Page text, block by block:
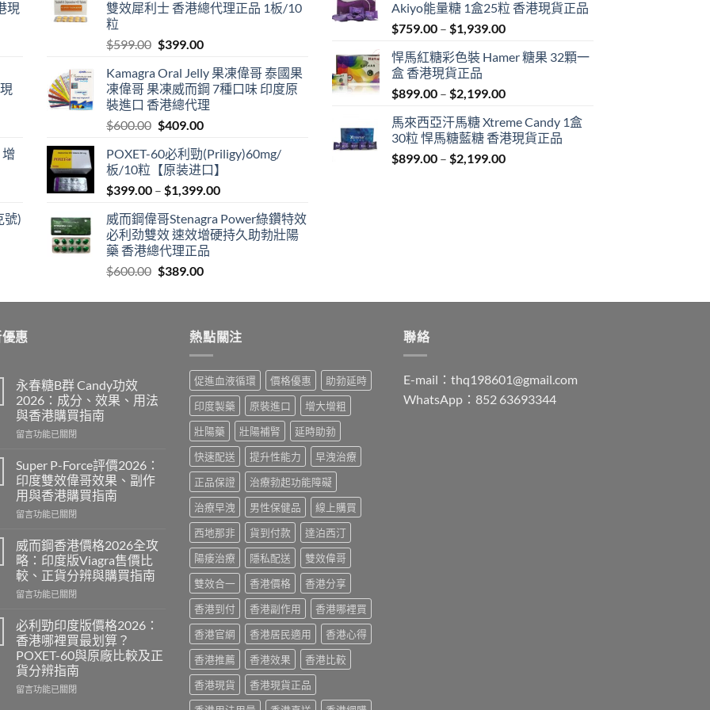
現
號)
雙效犀利士 香港總代理正品 1板/10
粒
$599.00 Original
was:
$599.00.
$399.00Current
is:
$399.00.
Kamagra Oral Jelly 果凍偉哥 泰國果
凍偉哥 果凍威而鋼 7種口味 印度原
裝進口 香港總代理
$600.00 Original
was:
$600.00.
$409.00Current
is:
$409.00.
POXET-60必利勁(Priligy)60mg/
板/10粒【原装进口】
$399.00 – $1,399.00Price
$399.00
through
威而鋼偉哥Stenagra Power綠鑽特效
必利劲雙效 速效增硬持久助勃壯陽
藥 香港總代理正品
$600.00 Original
was:
$389.00Current
is:
Akiyo能量糖 1盒25粒 香港現貨正品
$759.00 – $1,939.00Price
$759.00
$1,939.00
悍馬紅糖彩色裝 Hamer 糖果 32顆一
盒 香港現貨正品
$899.00 – $2,199.00Price
$899.00
through
$2,199.00
馬來西亞汗馬糖 Xtreme Candy 1盒
30粒 悍馬糖藍糖 香港現貨正品
$899.00 – $2,199.00Price
惠
永春糖B群 Candy功效
2026：成分、效果、用法
與香港購買指南
在
春
糖
B
群
Candy
效
2026：
成
分、
效
用
法
與
香
港
購
留言功能已關閉
Super P-Force評價2026：
印度雙效偉哥效果、副作
用與香港購買指南
在
P-
Force
評
價
2026：
度
雙
效
偉
哥
效
留言功能已關閉
威而鋼香港價格2026全攻
略：印度版Viagra售價比
較、正貨分辨與購買指南
在
而
鋼
香
港
價
格
留言功能已關閉
必利勁印度版價格2026：
香港哪裡買最划算？
POXET-60與原廠比較及正
貨分辨指南
在
留言功能已關閉
熱點關注
促進血液循環 價格優惠
助勃延時
印度製藥
原裝進口
增大增粗
壯陽藥
壯陽補腎
延時助勃
快速配送
提升性能力
早洩治療
正品保證
治療勃起功能障礙
治療早洩
男性保健品
線上購買
西地那非
貨到付款
達泊西汀
陽痿治療
隱私配送
雙效偉哥
雙效合一
香港價格
香港分享
香港到付
香港副作用
香港哪裡買
香港官網
香港居民適用
香港心得
香港推薦
香港效果
香港比較
香港現貨
香港現貨正品
聯絡
E-mail： thq198601@gmail.com
WhatsApp：852 63693344